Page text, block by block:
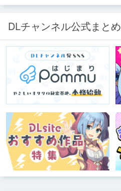
DLチャンネル公式まとめ